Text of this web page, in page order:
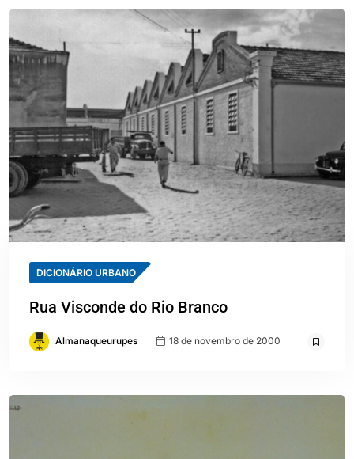
DICIONÁRIO URBANO
Rua Visconde do Rio Branco
Almanaqueurupes 18 de novembro de 2000